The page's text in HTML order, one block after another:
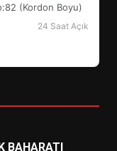
(Kordon Boyu)
24 Saat Açık
İÇİN
GÖZLER
BAHARATI